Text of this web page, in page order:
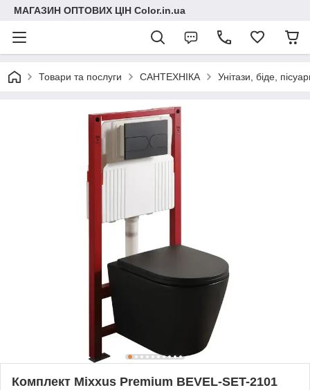
МАГАЗИН ОПТОВИХ ЦІН Color.in.ua
Товари та послуги САНТЕХНІКА Унітази, біде,
Комплект Mixxus Premium BEVEL-SET-2101